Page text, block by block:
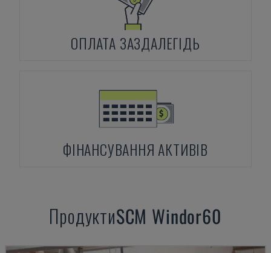
ОПЛАТА ЗАЗДАЛЕГІДЬ
ФІНАНСУВАННЯ АКТИВІВ
ПродуктиSCM Windor60